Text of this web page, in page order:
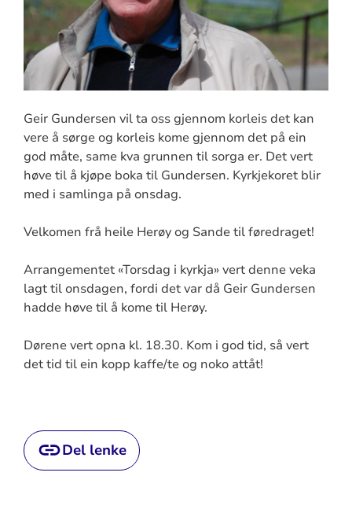
Geir Gundersen vil ta oss gjennom korleis det kan
vere å sørge og korleis kome gjennom det på ein
god måte, same kva grunnen til sorga er. Det vert
høve til å kjøpe boka til Gundersen. Kyrkjekoret blir
med i samlinga på onsdag.
Velkomen frå heile Herøy og Sande til føredraget!
Arrangementet «Torsdag i kyrkja» vert denne veka
lagt til onsdagen, fordi det var då Geir Gundersen
hadde høve til å kome til Herøy.
Dørene vert opna kl. 18.30. Kom i god tid, så vert
det tid til ein kopp kaffe/te og noko attåt!
Del lenke